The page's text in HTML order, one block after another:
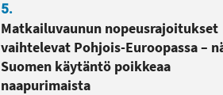
5.
Matkailuvaunun nopeusrajoitukset
vaihtelevat Pohjois-Euroopassa –
Suomen käytäntö poikkeaa
naapurimaista